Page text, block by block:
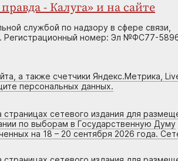
- Калуга» и на сайте
службой по надзору в сфере связи,
Регистрационный номер: Эл №ФС77-
а также счетчики Яндекс.Метрика,
персональных данных.
сетевого издания для
по выборам в Государственную Думу
на 18 – 20 сентября 2026 года.